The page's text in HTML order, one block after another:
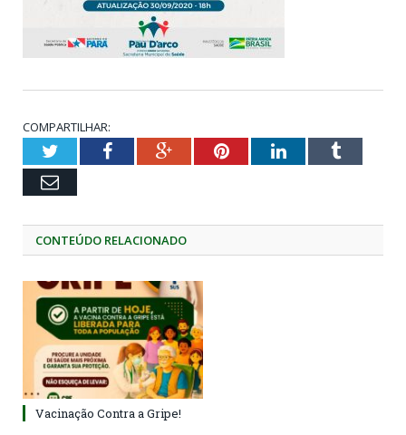
COMPARTILHAR:
TwitterFacebookGoogle+PinterestLinkedInTumblr
Email
CONTEÚDO RELACIONADO
Vacinação Contra a Gripe!